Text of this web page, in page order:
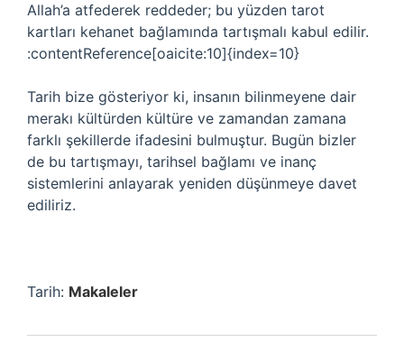
Allah’a atfederek reddeder; bu yüzden tarot
kartları kehanet bağlamında tartışmalı kabul edilir.
:contentReference[oaicite:10]{index=10}
Tarih bize gösteriyor ki, insanın bilinmeyene dair
merakı kültürden kültüre ve zamandan zamana
farklı şekillerde ifadesini bulmuştur. Bugün bizler
de bu tartışmayı, tarihsel bağlamı ve inanç
sistemlerini anlayarak yeniden düşünmeye davet
ediliriz.
Tarih: Makaleler